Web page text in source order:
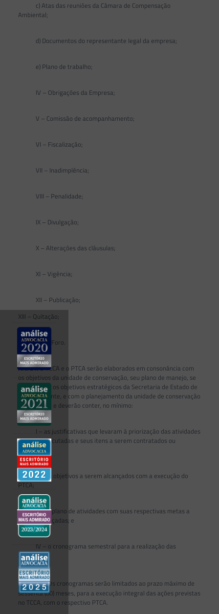
c) Atas das reuniões da Câmara de Compensação
Ambiental;
d) Documentos do representante legal da empresa;
e) Plano de trabalho;
IV – Obrigações da Empresa;
V – Comissão de acompanhamento;
VI – Fiscalização;
VII – Inadimplência;
VIII – Penalidade;
IX – Divulgação;
X – Alterações das cláusulas;
XI – Vigência;
XII – Publicação;
XIII – Quitação;
XIV – Foro.
Art. 21.O TCCA e o PTCA serão elaborados em consonância com
os objetivos da unidade de conservação, seu plano de manejo, se
houver, com os objetivos estratégicos da Secretaria de Estado de
Meio Ambiente, e com o planejamento da unidade de conservação
beneficiária, e deverão conter, no mínimo:
I – as justificativas que levaram à priorização das atividades
a serem executadas e seus itens a serem contratados ou
adquiridos;
II – os objetivos a serem alcançados com a execução do
PTCA;
III – o plano de atividades com suas respectivas metas a
serem alcançadas; e
IV – o cronograma semestral para a realização das
atividades.
§ 1oOs cronogramas serão limitados ao prazo máximo de
sessenta (60) meses, para a execução integral das ações previstas
no TCCA, com o respectivo PTCA.